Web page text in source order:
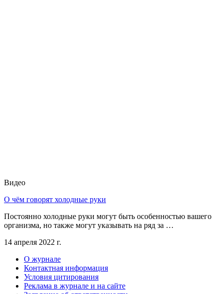
Видео
О чём говорят холодные руки
Постоянно холодные руки могут быть особенностью вашего
организма, но также могут указывать на ряд за …
14 апреля 2022 г.
О журнале
Контактная информация
Условия цитирования
Реклама в журнале и на сайте